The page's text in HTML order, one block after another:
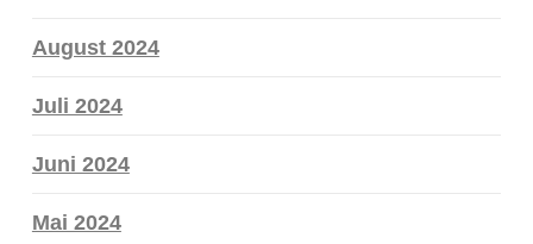
August 2024
Juli 2024
Juni 2024
Mai 2024